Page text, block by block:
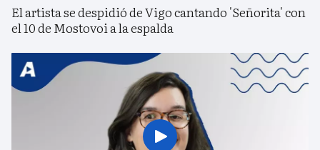
El artista se despidió de Vigo cantando 'Señorita' con
el 10 de Mostovoi a la espalda